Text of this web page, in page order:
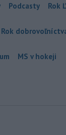
Podcasty Rok
Rok
MS v hokeji